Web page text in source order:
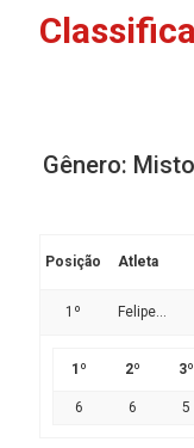
Gênero:
Posição Atleta
1º Felipe...
1º 2º 3º
6 6 5